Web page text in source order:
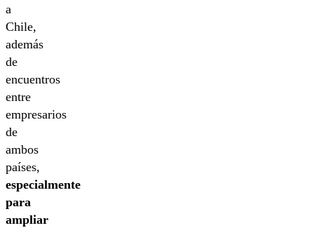
a
Chile,
además
de
encuentros
entre
empresarios
de
ambos
países,
especialmente
para
ampliar